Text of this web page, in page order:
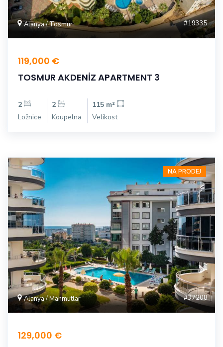
Alanya / Tosmur #19335
119,000 €
TOSMUR AKDENİZ APARTMENT 3
2
Ložnice
2
Koupelna
115 m²
Velikost
NA PRODEJ
Alanya / Mahmutlar #37208
129,000 €